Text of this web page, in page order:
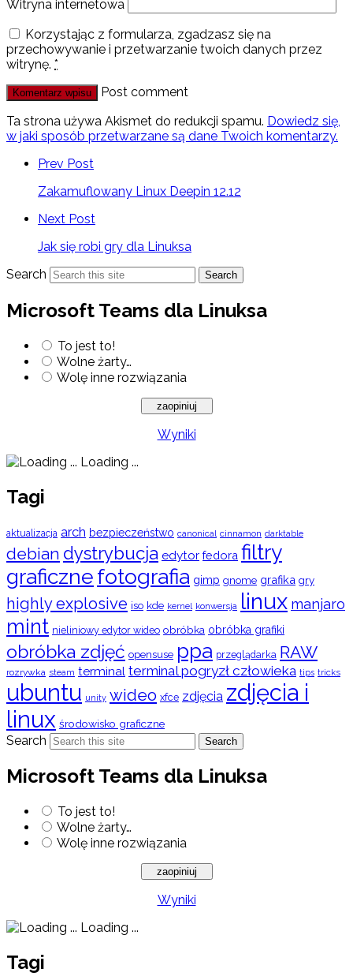
Witryna internetowa
Korzystając z formularza, zgadzasz się na
przechowywanie i przetwarzanie twoich danych przez
witrynę. *
Post comment
Ta strona używa Akismet do redukcji spamu. Dowiedz się,
w jaki sposób przetwarzane są dane Twoich komentarzy.
Prev Post
Zakamuflowany Linux Deepin 12.12
Next Post
Jak się robi gry dla Linuksa
Search
Search
Microsoft Teams dla Linuksa
To jest to!
Wolne żarty…
Wolę inne rozwiązania
Wyniki
Loading ...
Tagi
aktualizacja arch bezpieczeństwo canonical cinnamon darktable
debian dystrybucja edytor fedora filtry
graficznefotografia gimp gnome grafika gry
highly explosive iso kde kernel konwersja linux manjaro
mint nieliniowy edytor wideo obróbka obróbka grafiki
obróbka zdjęć opensuse ppa przeglądarka RAW
rozrywka steam terminal terminal pogryzł człowieka tips tricks
ubuntu unity wideo xfce zdjęcia zdjęcia i
linux środowisko graficzne
Search Search
Microsoft Teams dla Linuksa
To jest to!
Wolne żarty…
Wolę inne rozwiązania
Wyniki
Loading ...
Tagi